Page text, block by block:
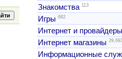
Знакомства 113
Игры 682
Интернет и провайдеры
Интернет магазины
Информационные